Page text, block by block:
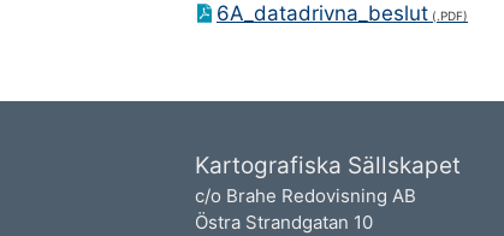
6A_datadrivna_beslut
Kartografiska Sällskapet
c/o Brahe Redovisning AB
Östra Strandgatan 10